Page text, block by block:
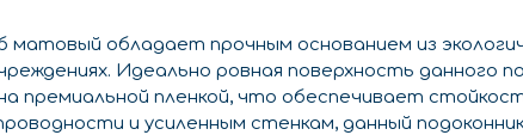
обладает прочным основанием из
Идеально ровная поверхность данного
премиальной пленкой, что обеспечивает
и усиленным стенкам, данный